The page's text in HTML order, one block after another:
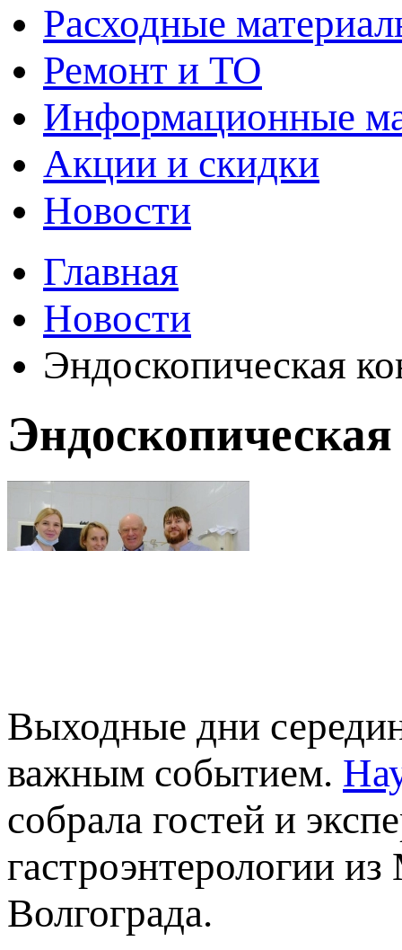
Расходные
Ремонт и ТО
Информационные
Акции и скидки
Новости
Главная
Новости
Эндоскопическая
Выходные дни
важным событием.
собрала гостей и
гастроэнтерологии
Волгограда.